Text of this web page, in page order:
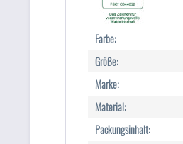
Farbe:
Größe:
Marke:
Material:
Packungsinhalt: